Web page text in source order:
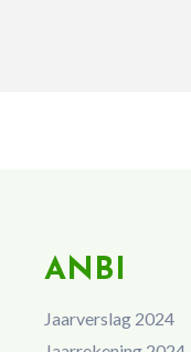
ANBI
Jaarverslag 2024